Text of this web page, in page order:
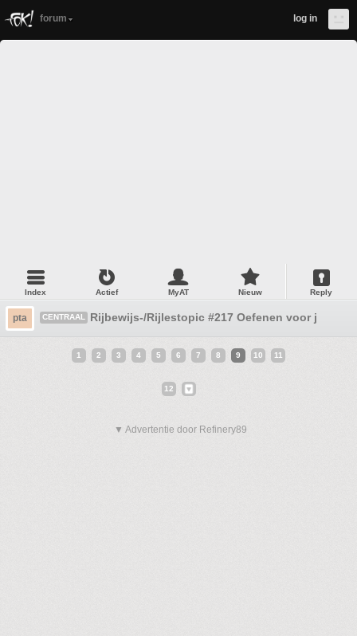
forum log in
Index Actief MyAT Nieuw Reply
pta CENTRAAL Rijbewijs-/Rijlestopic #217 Oefenen voor je
1 2 3 4 5 6 7 8 9 10 11
12
▼ Advertentie door Refinery89